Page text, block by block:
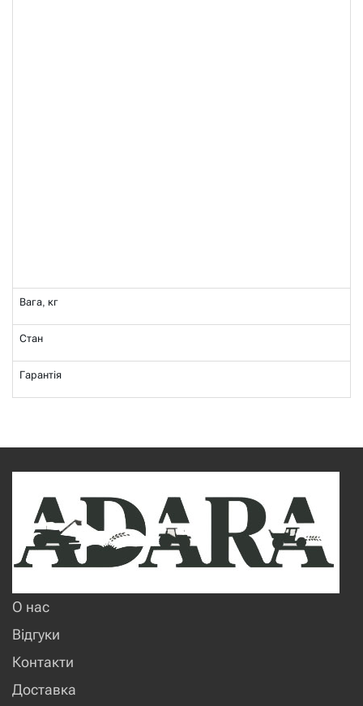
Вага, кг
Стан
Гарантія
О нас
Відгуки
Контакти
Доставка